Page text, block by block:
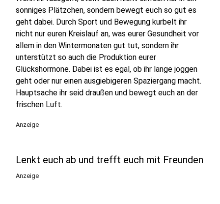
sonniges Plätzchen, sondern bewegt euch so gut es
geht dabei. Durch Sport und Bewegung kurbelt ihr
nicht nur euren Kreislauf an, was eurer Gesundheit vor
allem in den Wintermonaten gut tut, sondern ihr
unterstützt so auch die Produktion eurer
Glückshormone. Dabei ist es egal, ob ihr lange joggen
geht oder nur einen ausgiebigeren Spaziergang macht.
Hauptsache ihr seid draußen und bewegt euch an der
frischen Luft.
Anzeige
Lenkt euch ab und trefft euch mit Freunden
Anzeige